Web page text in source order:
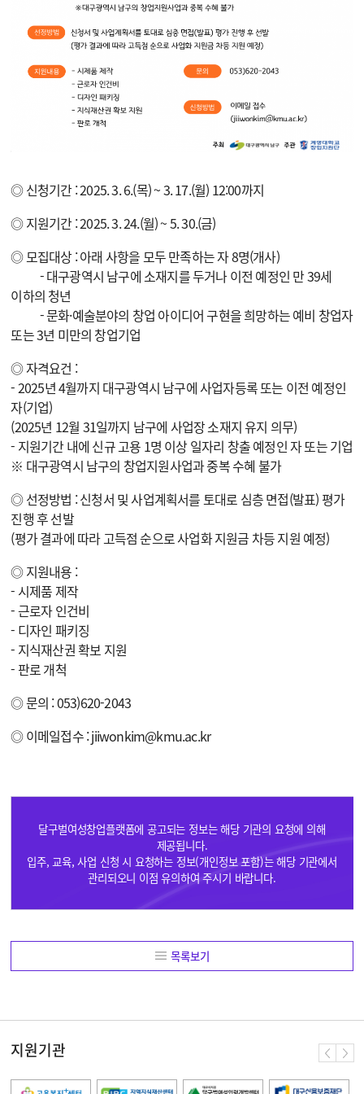
◎ 신청기간 : 2025. 3. 6.(목) ~ 3. 17.(월) 12:00까지
◎지원기간 : 2025. 3. 24.(월) ~ 5. 30.(금)
◎모집대상 : 아래 사항을 모두 만족하는 자 8명(개사)
- 대구광역시 남구에 소재지를 두거나 이전 예정인 만 39세
이하의 청년
- 문화·예술분야의 창업 아이디어 구현을 희망하는 예비 창업자
또는 3년 미만의 창업기업
◎자격요건 :
- 2025년 4월까지 대구광역시 남구에 사업자등록 또는 이전 예정인
자(기업)
(2025년 12월 31일까지 남구에 사업장 소재지 유지 의무)
- 지원기간 내에 신규 고용 1명 이상 일자리 창출 예정인 자 또는 기업
※ 대구광역시 남구의 창업지원사업과 중복 수혜 불가
◎선정방법 : 신청서 및 사업계획서를 토대로 심층 면접(발표) 평가
진행 후 선발
(평가 결과에 따라 고득점 순으로 사업화 지원금 차등 지원 예정)
◎지원내용 :
- 시제품 제작
- 근로자 인건비
- 디자인 패키징
- 지식재산권 확보 지원
- 판로 개척
◎문의 : 053)620-2043
◎이메일접수 : jiiwonkim@kmu.ac.kr
달구벌여성창업플랫폼에 공고되는 정보는 해당 기관의 요청에 의해
제공됩니다.
입주, 교육, 사업 신청 시 요청하는 정보(개인정보 포함)는 해당 기관에서
관리되오니 이점 유의하여 주시기 바랍니다.
목록보기
지원기관